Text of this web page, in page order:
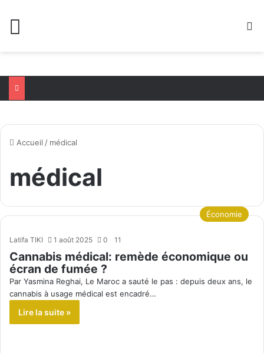
Accueil / médical
médical
Économie
Latifa TIKI 1 août 2025 0 11
Cannabis médical: remède économique ou
écran de fumée ?
Par Yasmina Reghai, Le Maroc a sauté le pas : depuis deux ans, le
cannabis à usage médical est encadré…
Lire la suite »